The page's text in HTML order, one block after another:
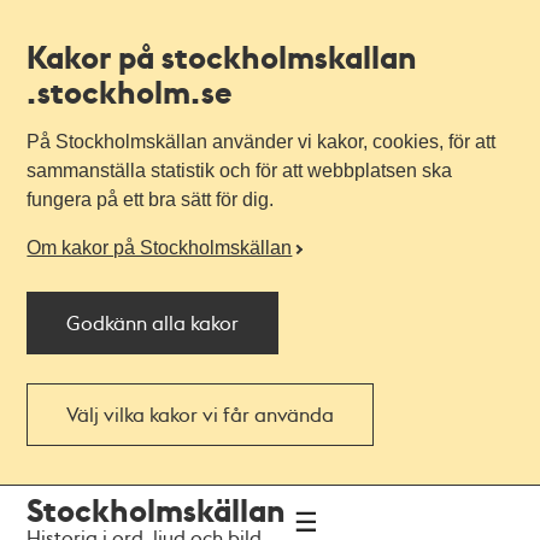
Kakor på stockholmskallan
.stockholm.se
På Stockholmskällan använder vi kakor, cookies, för att
sammanställa statistik och för att webbplatsen ska
fungera på ett bra sätt för dig.
Om kakor på Stockholmskällan
Godkänn alla kakor
Välj vilka kakor vi får använda
navigationen
huvudinnehållet
Stockholmskällan